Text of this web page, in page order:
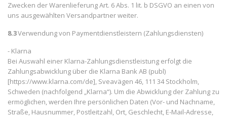
Zwecken der Warenlieferung Art. 6 Abs. 1 lit. b DSGVO an einen von
uns ausgewählten Versandpartner weiter.
8.3Verwendung von Paymentdienstleistern (Zahlungsdiensten)
- Klarna
Bei Auswahl einer Klarna-Zahlungsdienstleistung erfolgt die
Zahlungsabwicklung über die Klarna Bank AB (publ)
[https://www.klarna.com/de], Sveavägen 46, 111 34 Stockholm,
Schweden (nachfolgend „Klarna“). Um die Abwicklung der Zahlung zu
ermöglichen, werden Ihre persönlichen Daten (Vor- und Nachname,
Straße, Hausnummer, Postleitzahl, Ort, Geschlecht, E-Mail-Adresse,